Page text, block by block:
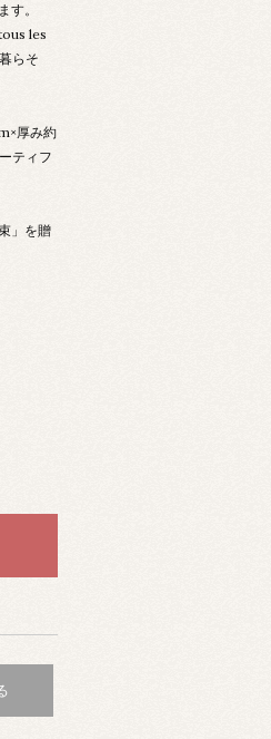
す。
les
らそ
厚み約
ティフ
」を贈